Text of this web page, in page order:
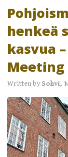
henkeä
kasvua
Meeting
Written by Sohvi,